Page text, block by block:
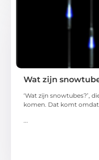
Wat zijn
‘Wat zijn snowtubes?’,
komen. Dat komt
...